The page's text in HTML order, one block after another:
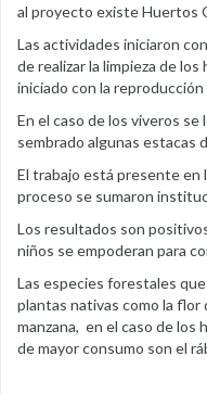
al proyecto existe Huertos
Las actividades iniciaron
de realizar la limpieza de
iniciado con la
En el caso de los viveros
sembrado algunas estacas
El trabajo está presente en
proceso se sumaron
Los resultados son
niños se empoderan para
Las especies forestales
plantas nativas como la
manzana, en el caso de
de mayor consumo son el